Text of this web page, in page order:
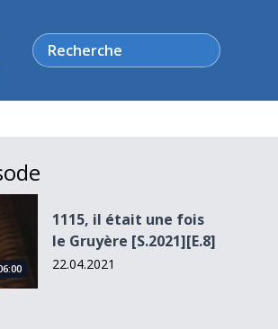
Rechercher
le Gruyère [S.2021][E.8]
1115, il était une fois
le Gruyère [S.2021][E.8]
22.04.2021